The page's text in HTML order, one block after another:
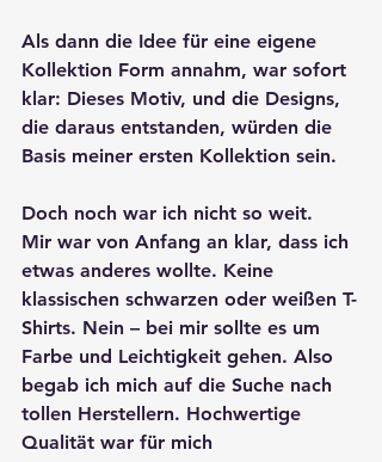
Als dann die Idee für eine eigene
Kollektion Form annahm, war sofort
klar: Dieses Motiv, und die Designs,
die daraus entstanden, würden die
Basis meiner ersten Kollektion sein.
Doch noch war ich nicht so weit.
Mir war von Anfang an klar, dass ich
etwas anderes wollte. Keine
klassischen schwarzen oder weißen T-
Shirts. Nein – bei mir sollte es um
Farbe und Leichtigkeit gehen. Also
begab ich mich auf die Suche nach
tollen Herstellern. Hochwertige
Qualität war für mich